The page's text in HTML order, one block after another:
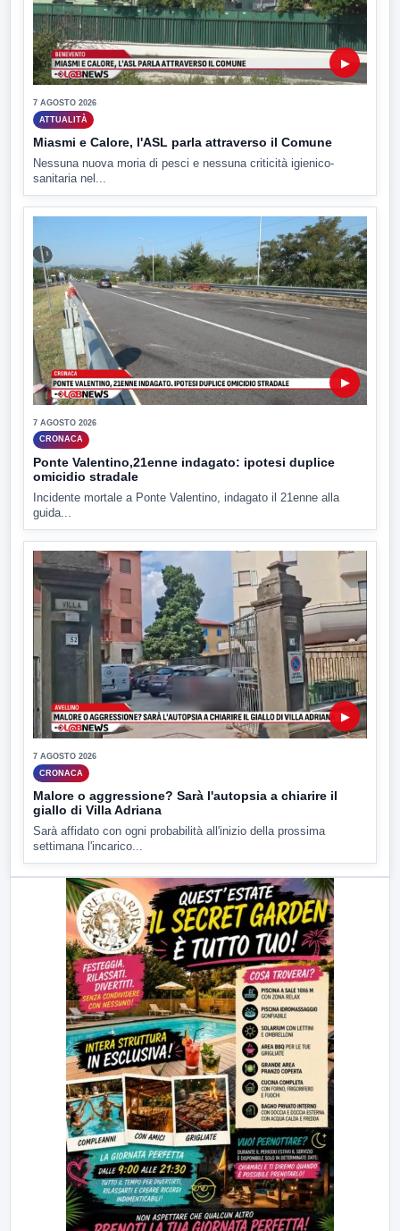
▶
7 AGOSTO 2026
ATTUALITÀ
Miasmi e Calore, l'ASL parla attraverso il Comune
Nessuna nuova moria di pesci e nessuna criticità igienico-
sanitaria nel...
▶
7 AGOSTO 2026
CRONACA
Ponte Valentino,21enne indagato: ipotesi duplice
omicidio stradale
Incidente mortale a Ponte Valentino, indagato il 21enne alla
guida...
▶
7 AGOSTO 2026
CRONACA
Malore o aggressione? Sarà l'autopsia a chiarire il
giallo di Villa Adriana
Sarà affidato con ogni probabilità all'inizio della prossima
settimana l'incarico...